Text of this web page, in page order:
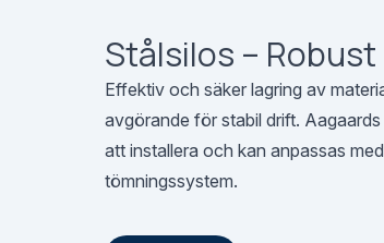
Stålsilos –
Effektiv och säker lagring av
avgörande för stabil drift.
att installera och kan anpassas
tömningssystem.